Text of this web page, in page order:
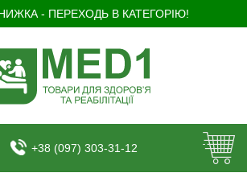
- ПЕРЕХОДЬ В КАТЕГОРІЮ!
+38 (097) 303-31-12